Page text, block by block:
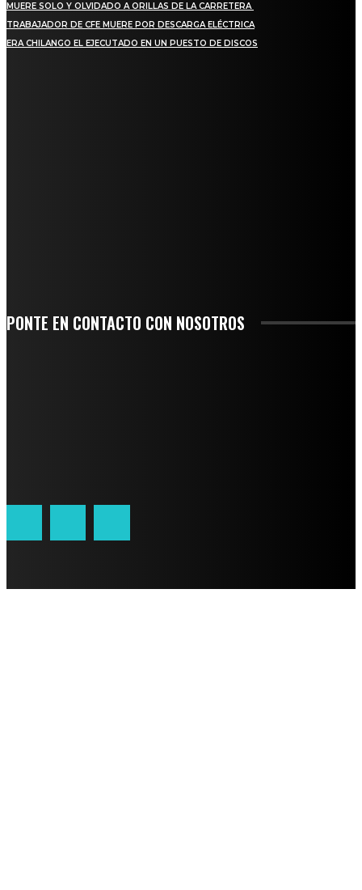
MUERE SOLO Y OLVIDADO A ORILLAS DE LA CARRETERA
TRABAJADOR DE CFE MUERE POR DESCARGA ELÉCTRICA
ERA CHILANGO EL EJECUTADO EN UN PUESTO DE DISCOS
PONTE EN CONTACTO CON NOSOTROS